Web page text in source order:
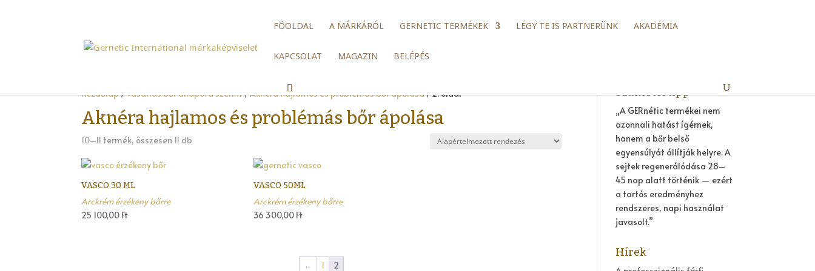
FŐOLDAL A MÁRKÁRÓL GERNETIC TERMÉKEK LÉGY TE IS PARTNERÜNK AKADÉMIA
KAPCSOLAT MAGAZIN BELÉPÉS
Kezdőlap/Vásárlás bőr állapota szerint/Aknéra hajlamos és problémás bőr ápolása/ 2. oldal
Aknéra hajlamos és problémás bőr ápolása
10–11 termék, összesen 11 db
VASCO 30 ML
Arckrém érzékeny bőrre
25 100,00 Ft
VASCO 50ML
Arckrém érzékeny bőrre
36 300,00 Ft
← 1 2
Szakértői tipp
„A GERnétic termékei nem
azonnali hatást ígérnek,
hanem a bőr belső
egyensúlyát állítják helyre. A
sejtek regenerálódása 28–
45 nap alatt történik — ezért
a tartós eredményhez
rendszeres, napi használat
javasolt.”
Hírek